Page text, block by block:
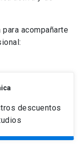
acompañarte
descuentos